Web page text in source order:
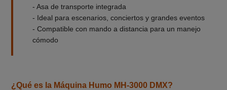
- Asa de transporte integrada
- Ideal para escenarios, conciertos y grandes eventos
- Compatible con mando a distancia para un manejo
cómodo
¿Qué es la Máquina Humo MH-3000 DMX?